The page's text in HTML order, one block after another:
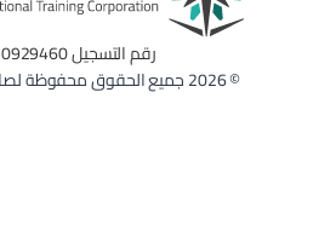
رقم التسجيل 1010929460
© 2026 جميع الحقوق محفوظة لصالح أكاديمية ثروة